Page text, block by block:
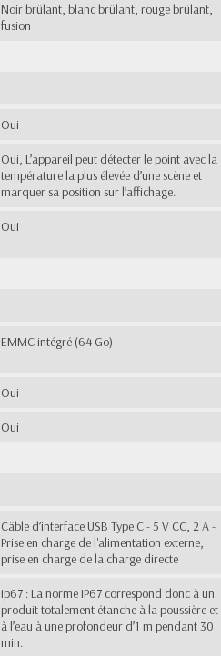
Noir brûlant, blanc brûlant, rouge brûlant,
fusion
Oui
Oui, L’appareil peut détecter le point avec la
température la plus élevée d’une scène et
marquer sa position sur l’affichage.
Oui
EMMC intégré (64 Go)
Oui
Oui
Câble d’interface USB Type C - 5 V CC, 2 A -
Prise en charge de l'alimentation externe,
prise en charge de la charge directe
ip67 : La norme IP67 correspond donc à un
produit totalement étanche à la poussière et
à l’eau à une profondeur d’1 m pendant 30
min.